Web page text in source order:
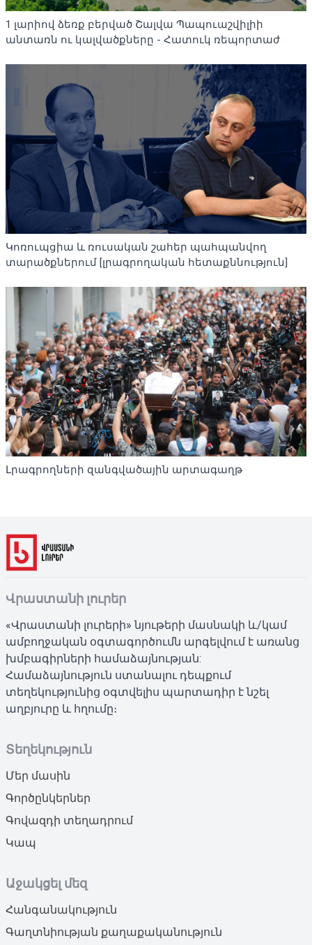
1 լարիով ձեռք բերված Շալվա Պապուաշվիլիի
անտառն ու կալվածքները - Հատուկ ռեպորտաժ
Կոռուպցիա և ռուսական շահեր պահպանվող
տարածքներում [լրագրողական հետաքննություն]
Լրագրողների զանգվածային արտագաղթ
Վրաստանի լուրեր
«Վրաստանի լուրերի» նյութերի մասնակի և/կամ
ամբողջական օգտագործումն արգելվում է առանց
խմբագիրների համաձայնության:
Համաձայնություն ստանալու դեպքում
տեղեկությունից օգտվելիս պարտադիր է նշել
աղբյուրը և հղումը։
Տեղեկություն
Մեր մասին
Գործընկերներ
Գովազդի տեղադրում
Կապ
Աջակցել մեզ
Հանգանակություն
Գաղտնիության քաղաքականություն